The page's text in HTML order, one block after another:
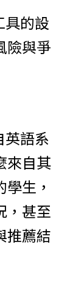
具的設
險與爭
語系
來自其
生，
，甚至
推薦結